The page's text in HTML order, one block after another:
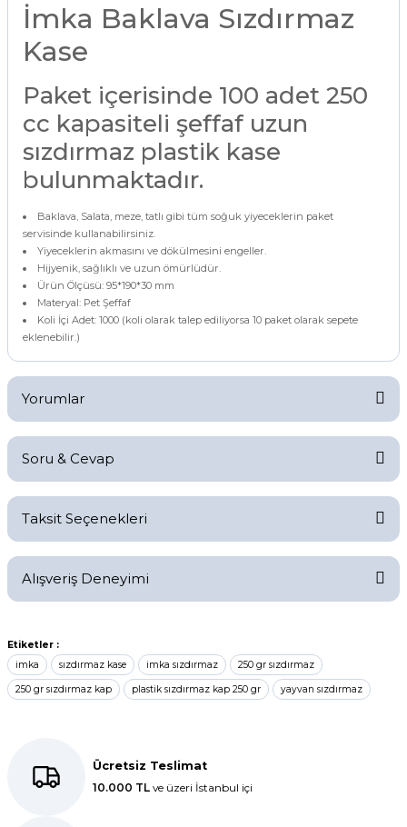
İmka Baklava Sızdırmaz
Kase
Paket içerisinde 100 adet 250
cc kapasiteli şeffaf uzun
sızdırmaz plastik kase
bulunmaktadır.
Baklava, Salata, meze, tatlı gibi tüm soğuk yiyeceklerin paket
servisinde kullanabilirsiniz.
Yiyeceklerin akmasını ve dökülmesini engeller.
Hijyenik, sağlıklı ve uzun ömürlüdür.
Ürün Ölçüsü: 95*190*30 mm
Materyal: Pet Şeffaf
Koli İçi Adet: 1000 (koli olarak talep ediliyorsa 10 paket olarak sepete
eklenebilir.)
Yorumlar
Yorum Yaz
Soru & Cevap
Soru Sor
Taksit Seçenekleri
Alışveriş Deneyimi
Kolay bir deneyimdi, teşekkür
ederiz.
E... K... | 27/10/2025
ederim.
Etiketler :
imka
sızdırmaz kase imka sızdırmaz 250 gr sızdırmaz
250 gr sızdırmaz kap plastik sızdırmaz kap 250 gr yayvan sızdırmaz
Ücretsiz Teslimat
10.000 TL ve üzeri İstanbul içi